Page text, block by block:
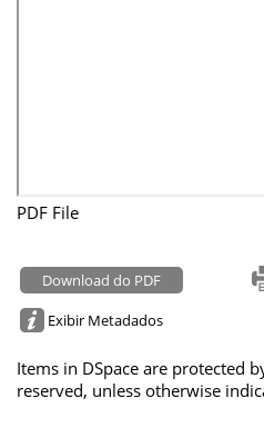
PDF File
Download do PDF
Exibir Metadados
Items in DSpace are protected
reserved, unless otherwise